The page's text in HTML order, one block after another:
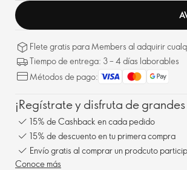
Flete gratis para Members al adquirir
Tiempo de entrega: 3 – 4 días laborables
Métodos de pago:
¡Regístrate y disfruta de
15% de Cashback en cada pedido
15% de descuento en tu primera compra
Envío gratis al comprar un prodcuto
Conoce más